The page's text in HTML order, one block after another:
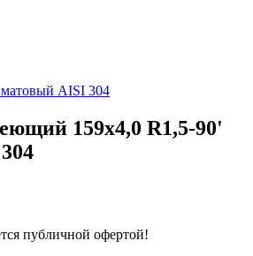
AISI 304
159х4,0 R1,5-90'
публичной офертой!